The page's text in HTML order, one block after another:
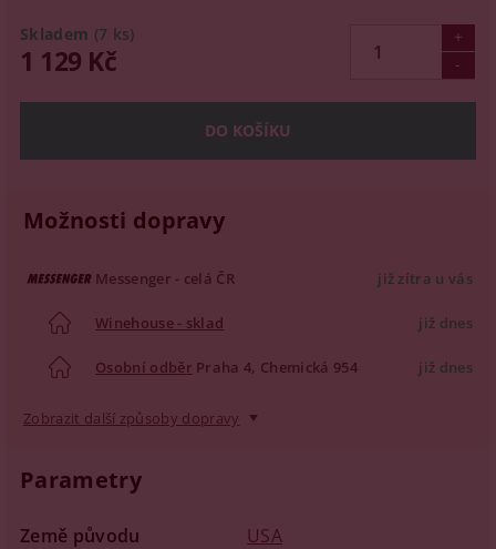
Skladem (7 ks)
1 129 Kč
Možnosti dopravy
Messenger - celá ČR již zítra u vás
Winehouse - sklad již dnes
Osobní odběr Praha 4, Chemická 954 již dnes
Zobrazit další způsoby dopravy
Parametry
Země původu
USA